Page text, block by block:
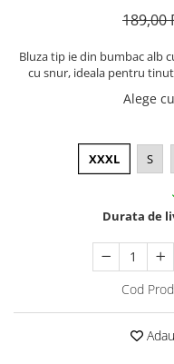
189,00
Bluza tip ie din bumbac alb
cu snur, ideala pentru
Alege
XXXL S
Durata de
Cod